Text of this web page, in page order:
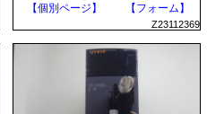
【個別ページ】
【フォーム】
Z23112369